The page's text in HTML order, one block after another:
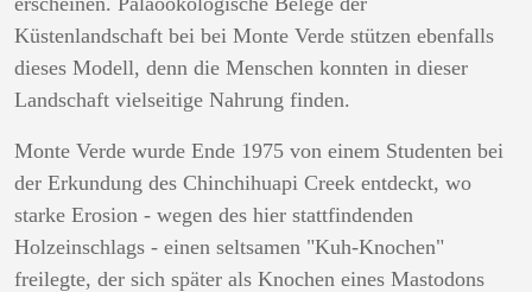
Küstenlandschaft bei bei Monte Verde stützen ebenfalls
dieses Modell, denn die Menschen konnten in dieser
Landschaft vielseitige Nahrung finden.
Monte Verde wurde Ende 1975 von einem Studenten bei
der Erkundung des Chinchihuapi Creek entdeckt, wo
starke Erosion - wegen des hier stattfindenden
Holzeinschlags - einen seltsamen "Kuh-Knochen"
freilegte, der sich später als Knochen eines Mastodons